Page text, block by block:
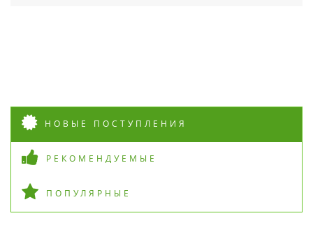
НОВЫЕ ПОСТУПЛЕНИЯ
РЕКОМЕНДУЕМЫЕ
ПОПУЛЯРНЫЕ